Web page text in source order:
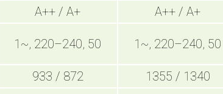
A++ / A+ A++ / A+
1~, 220–240, 50 1~, 220–240, 50
933 / 872 1355 / 1340